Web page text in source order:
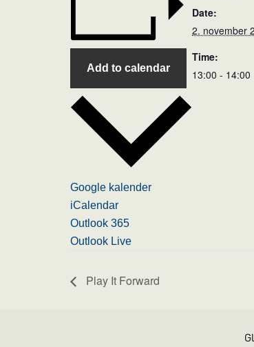
Add to calendar
Google kalender
iCalendar
Outlook 365
Outlook Live
Date:
2. november
Time:
13:00 - 14:00
Play It Forward